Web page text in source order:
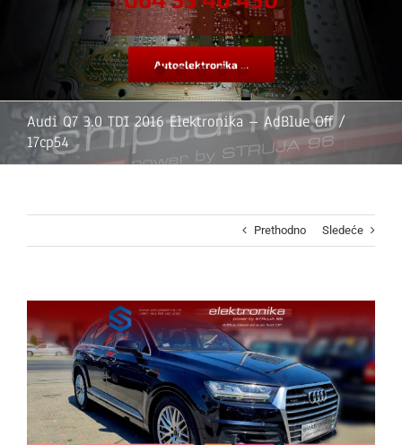
Autoelektronika ...
Audi Q7 3.0 TDI 2016 Elektronika – AdBlue Off /
17cp54
Prethodno Sledeće